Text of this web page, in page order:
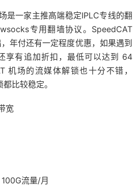
是一家主推高端稳定IPLC专线的翻
专用翻墙协议。SpeedCAT
年付还有一定程度优惠，如果遇到
享有追加折扣，最低可以达到 64
机场的流媒体解锁也十分不错，
比较稳定。
宽
流量/月